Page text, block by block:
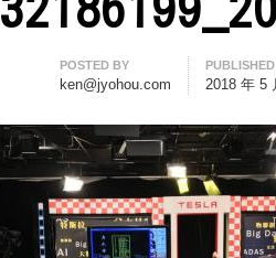
Author
POSTED BY
ken@jyohou.com
PUBLISHED
2018 年 5